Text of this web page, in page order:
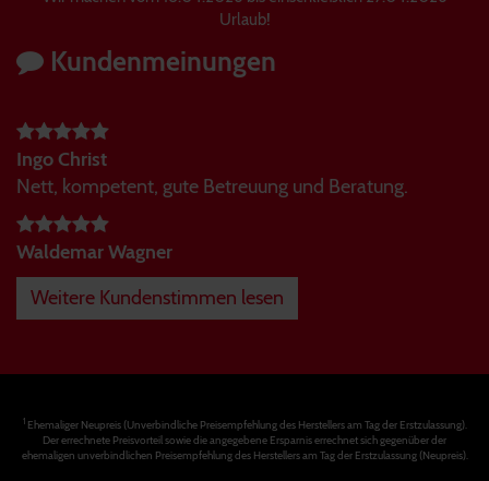
Urlaub!
Kundenmeinungen
Ingo Christ
Nett, kompetent, gute Betreuung und Beratung.
Waldemar Wagner
Weitere Kundenstimmen lesen
1Ehemaliger Neupreis (Unverbindliche Preisempfehlung des Herstellers am Tag der Erstzulassung).
Der errechnete Preisvorteil sowie die angegebene Ersparnis errechnet sich gegenüber der
ehemaligen unverbindlichen Preisempfehlung des Herstellers am Tag der Erstzulassung (Neupreis).